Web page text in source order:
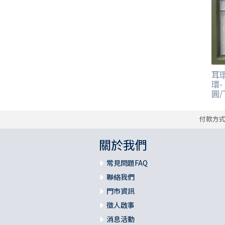
耳
環-
圓/
付款方
關於我們
常見問題FAQ
聯絡我們
門市資訊
徵人啟事
消息活動